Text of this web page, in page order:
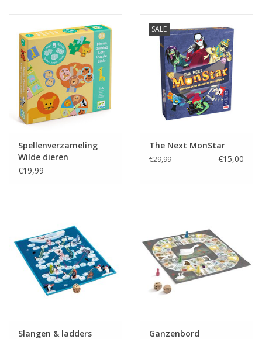
Spellenverzameling
Wilde dieren
€19,99
SALE
The Next MonStar
€29,99 €15,00
Slangen & ladders
Ganzenbord